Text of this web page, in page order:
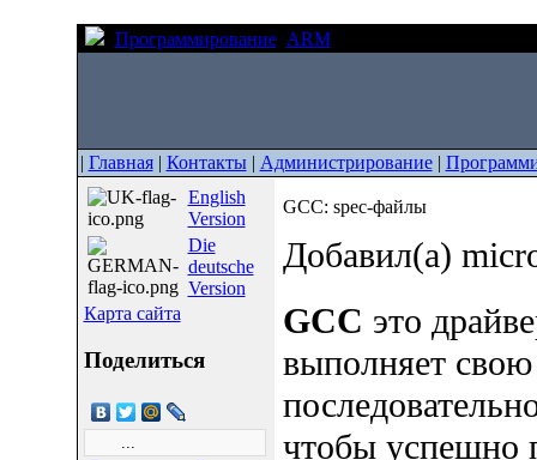
Программирование ARM
| Главная| Контакты| Администрирование|
English
Version
Die
deutsche
Version
Карта сайта
Поделиться
GCC: spec-файлы
Добавил(а)
GCC это
выполняет
чтобы успешно